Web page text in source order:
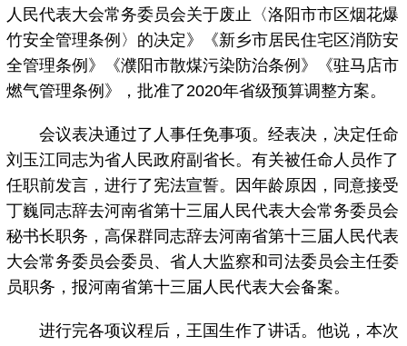
人民代表大会常务委员会关于废止〈洛阳市市区烟花爆
竹安全管理条例〉的决定》《新乡市居民住宅区消防安
全管理条例》《濮阳市散煤污染防治条例》《驻马店市
燃气管理条例》，批准了2020年省级预算调整方案。
会议表决通过了人事任免事项。经表决，决定任命
刘玉江同志为省人民政府副省长。有关被任命人员作了
任职前发言，进行了宪法宣誓。因年龄原因，同意接受
丁巍同志辞去河南省第十三届人民代表大会常务委员会
秘书长职务，高保群同志辞去河南省第十三届人民代表
大会常务委员会委员、省人大监察和司法委员会主任委
员职务，报河南省第十三届人民代表大会备案。
进行完各项议程后，王国生作了讲话。他说，本次